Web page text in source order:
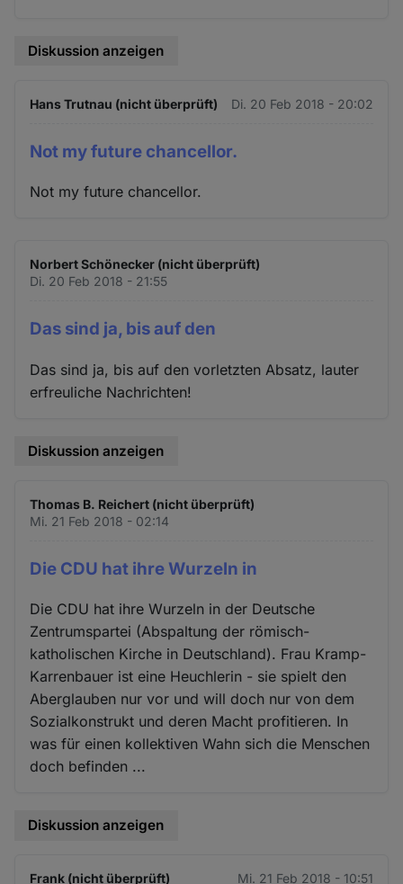
Diskussion anzeigen
Hans Trutnau (nicht überprüft) Di. 20 Feb 2018 - 20:02
Not my future chancellor.
Not my future chancellor.
Norbert Schönecker (nicht überprüft)
Di. 20 Feb 2018 - 21:55
Das sind ja, bis auf den
Das sind ja, bis auf den vorletzten Absatz, lauter
erfreuliche Nachrichten!
Diskussion anzeigen
Thomas B. Reichert (nicht überprüft)
Mi. 21 Feb 2018 - 02:14
Die CDU hat ihre Wurzeln in
Die CDU hat ihre Wurzeln in der Deutsche
Zentrumspartei (Abspaltung der römisch-
katholischen Kirche in Deutschland). Frau Kramp-
Karrenbauer ist eine Heuchlerin - sie spielt den
Aberglauben nur vor und will doch nur von dem
Sozialkonstrukt und deren Macht profitieren. In
was für einen kollektiven Wahn sich die Menschen
doch befinden ...
Diskussion anzeigen
Frank (nicht überprüft) Mi. 21 Feb 2018 - 10:51